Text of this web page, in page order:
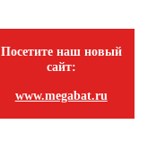
Посетите наш новый
сайт:
www.megabat.ru